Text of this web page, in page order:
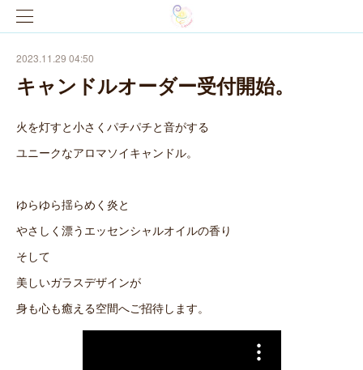
2023.11.29 04:50
キャンドルオーダー受付開始。
火を灯すと小さくパチパチと音がする
ユニークなアロマソイキャンドル。
ゆらゆら揺らめく炎と
やさしく漂うエッセンシャルオイルの香り
そして
美しいガラスデザインが
身も心も癒える空間へご招待します。